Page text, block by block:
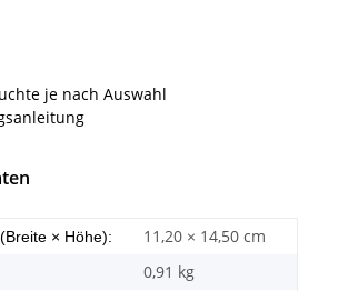
je nach Auswahl
× Höhe): 11,20 × 14,50 cm
0,91 kg